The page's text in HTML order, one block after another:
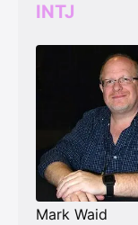
INTJ
Mark Waid